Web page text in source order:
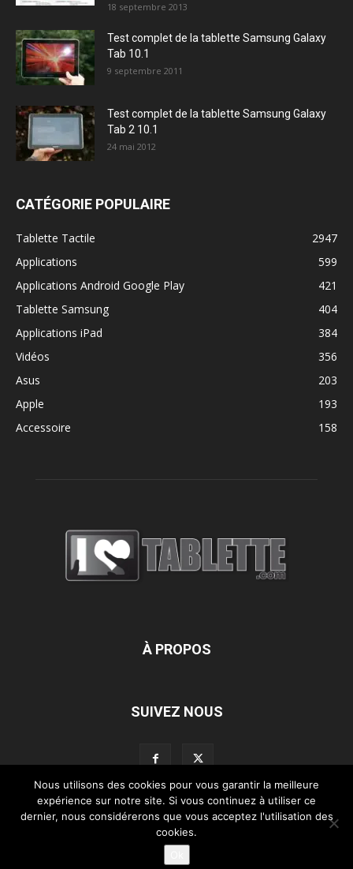
18 septembre 2013
Test complet de la tablette Samsung Galaxy
Tab 10.1
9 septembre 2011
Test complet de la tablette Samsung Galaxy
Tab 2 10.1
24 mai 2012
CATÉGORIE POPULAIRE
Tablette Tactile
2947
Applications
599
Applications Android Google Play
421
Tablette Samsung
404
Applications iPad
384
Vidéos
356
Asus
203
Apple
193
Accessoire
158
À PROPOS
SUIVEZ NOUS
L’équipe d’iLoveTablette.com Contactez-nous
Nos partenaires
Mentions légales
©
Nous utilisons des cookies pour vous garantir la meilleure
expérience sur notre site. Si vous continuez à utiliser ce
dernier, nous considérerons que vous acceptez l'utilisation des
cookies.